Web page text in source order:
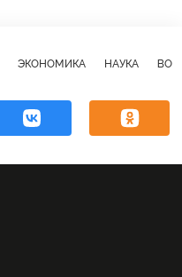
ЭКОНОМИКА НАУКА